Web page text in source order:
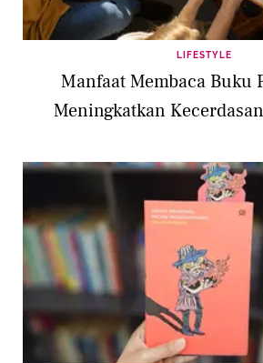
LIFESTYLE
Manfaat Membaca Buku
Meningkatkan